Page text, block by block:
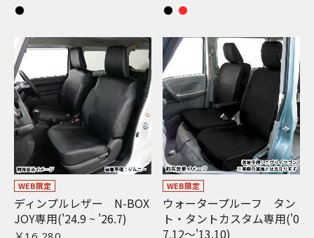
WEB限定
ディンプルレザー N-BOX
JOY専用('24.9 ~ '26.7)
WEB限定
ウォータープルーフ タン
ト・タントカスタム専用('0
7.12〜'13.10)